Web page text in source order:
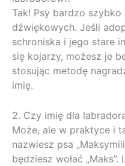
Tak! Psy bardzo szybko
dźwiękowych. Jeśli
schroniska i jego stare
się kojarzy, możesz je
stosując metodę
imię.
2. Czy imię dla
Może, ale w praktyce i
nazwiesz psa
będziesz wołać